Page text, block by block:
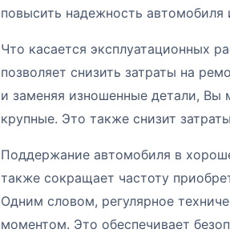
повысить надежность автомобиля
Что касается эксплуатационных
позволяет снизить затраты на
и заменяя изношенные детали, Вы
крупные. Это также снизит
Поддержание автомобиля в
также сокращает частоту
Одним словом, регулярное
моментом. Это обеспечивает